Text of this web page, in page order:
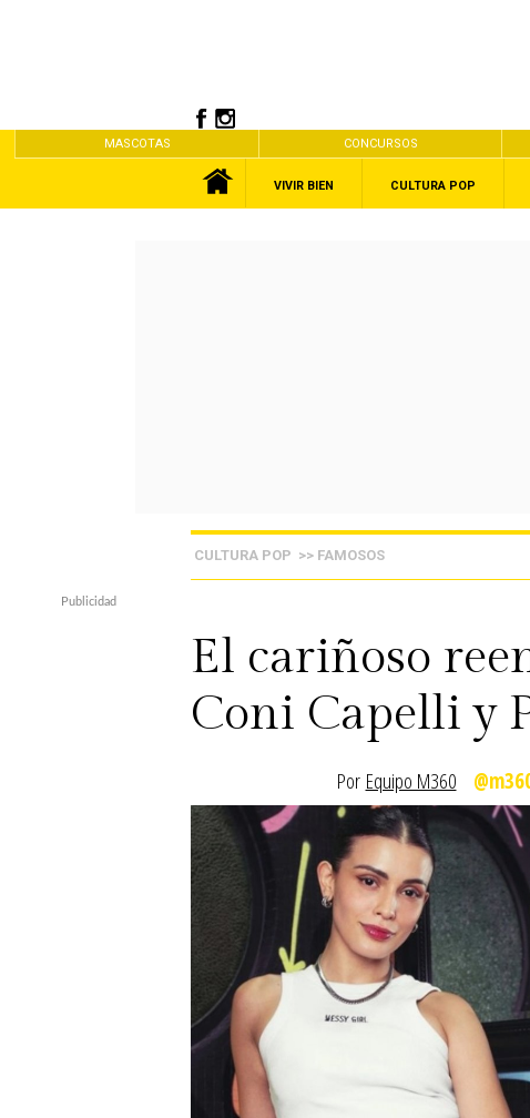
MASCOTAS CONCURSOS
VIVIR BIEN CULTURA POP
CULTURA POP >> FAMOSOS
El cariñoso
Coni Capelli y
Por Equipo M360